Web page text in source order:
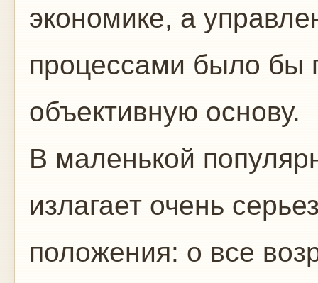
экономике, а
процессами было бы
объективную основу.
В маленькой
излагает очень
положения: о все